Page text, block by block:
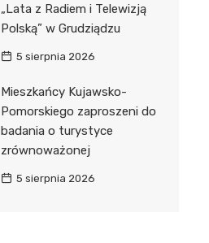
„Lata z Radiem i Telewizją
Polską” w Grudziądzu
5 sierpnia 2026
Mieszkańcy Kujawsko-
Pomorskiego zaproszeni do
badania o turystyce
zrównoważonej
5 sierpnia 2026